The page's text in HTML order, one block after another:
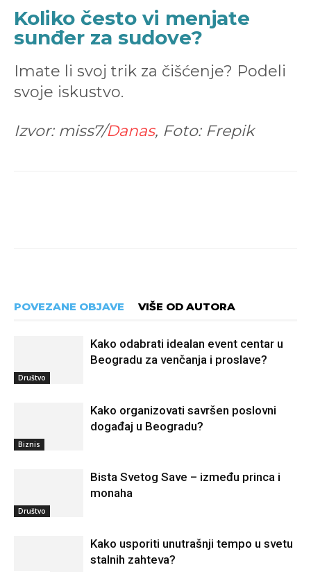
Koliko često vi menjate
sunđer za sudove?
Imate li svoj trik za čišćenje? Podeli
svoje iskustvo.
Izvor: miss7/Danas, Foto: Frepik
POVEZANE OBJAVE VIŠE OD AUTORA
Društvo
Kako odabrati idealan event centar u
Beogradu za venčanja i proslave?
Biznis
Kako organizovati savršen poslovni
događaj u Beogradu?
Društvo
Bista Svetog Save – između princa i
monaha
Kako usporiti unutrašnji tempo u svetu
stalnih zahteva?